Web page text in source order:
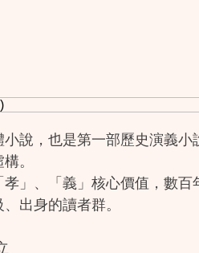
說，也是第一部歷史演義小
。
」、「義」核心價值，數百
出身的讀者群。